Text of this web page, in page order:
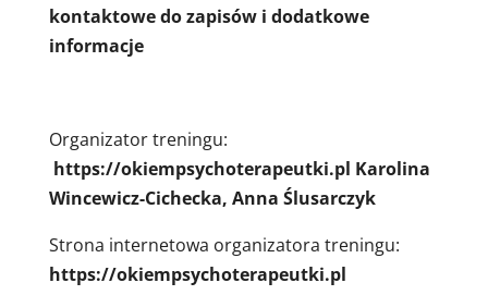
kontaktowe do zapisów i dodatkowe
informacje
Organizator treningu:
https://okiempsychoterapeutki.pl Karolina
Wincewicz-Cichecka, Anna Ślusarczyk
Strona internetowa organizatora treningu:
https://okiempsychoterapeutki.pl